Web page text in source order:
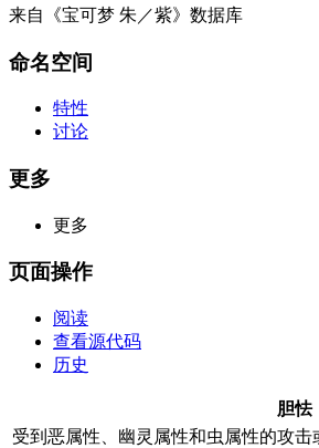
来自《宝可梦 朱／紫》数据库
命名空间
特性
讨论
更多
更多
页面操作
阅读
查看源代码
历史
胆怯
受到恶属性、幽灵属性和虫属性的攻击